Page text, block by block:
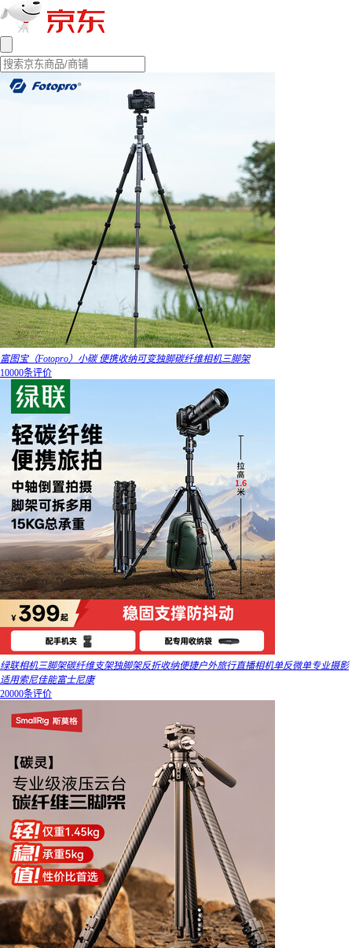
富图宝（Fotopro）小碳 便携收纳可变独脚碳纤维相机三脚架
10000条评价
绿联相机三脚架碳纤维支架独脚架反折收纳便捷户外旅行直播相机单反微单专业摄影
适用索尼佳能富士尼康
20000条评价